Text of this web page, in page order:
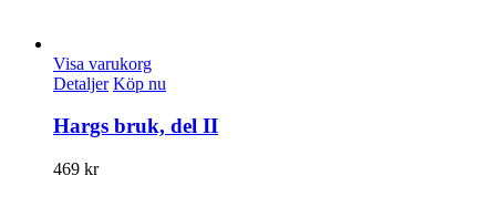
Visa varukorg
Detaljer Köp nu
Hargs bruk, del II
469 kr